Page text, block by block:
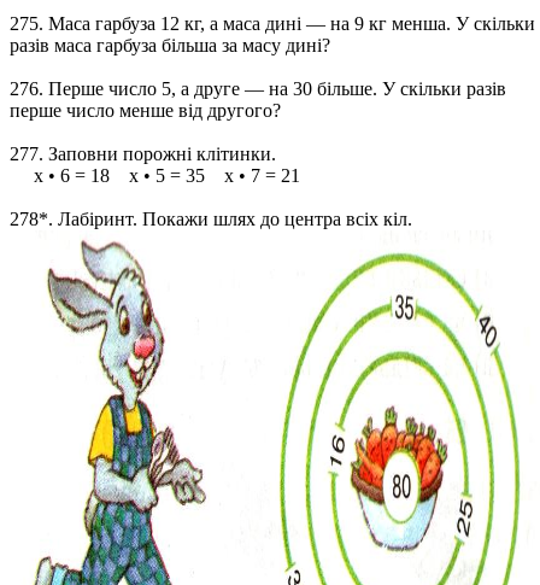
275. Маса гарбуза 12 кг, а маса дині — на 9 кг менша. У скільки
разів маса гарбуза більша за масу дині?
276. Перше число 5, а друге — на 30 більше. У скільки разів
перше число менше від другого?
277. Заповни порожні клітинки.
х • 6 = 18 х • 5 = 35 х • 7 = 21
278*. Лабіринт. Покажи шлях до центра всіх кіл.